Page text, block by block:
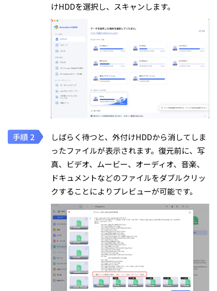
けHDDを選択し、スキャンします。
しばらく待つと、外付けHDDから消してしま
ったファイルが表示されます。復元前に、写
真、ビデオ、ムービー、オーディオ、音楽、
ドキュメントなどのファイルをダブルクリッ
クすることによりプレビューが可能です。